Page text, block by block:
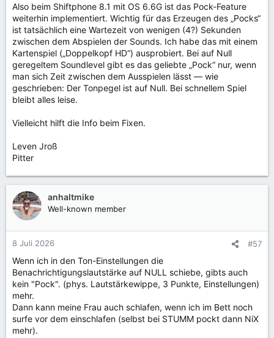
Also beim Shiftphone 8.1 mit OS 6.6G ist das Pock-Feature
weiterhin implementiert. Wichtig für das Erzeugen des „Pocks“
ist tatsächlich eine Wartezeit von wenigen (4?) Sekunden
zwischen dem Abspielen der Sounds. Ich habe das mit einem
Kartenspiel („Doppelkopf HD“) ausprobiert. Bei auf Null
geregeltem Soundlevel gibt es das geliebte „Pock“ nur, wenn
man sich Zeit zwischen dem Ausspielen lässt — wie
geschrieben: Der Tonpegel ist auf Null. Bei schnellem Spiel
bleibt alles leise.
Vielleicht hilft die Info beim Fixen.
Leven Jroß
Pitter
anhaltmike
Well-known member
8 Juli 2026 #57
Wenn ich in den Ton-Einstellungen die
Benachrichtigungslautstärke auf NULL schiebe, gibts auch
kein "Pock". (phys. Lautstärkewippe, 3 Punkte, Einstellungen)
mehr.
Dann kann meine Frau auch schlafen, wenn ich im Bett noch
surfe vor dem einschlafen (selbst bei STUMM pockt dann NiX
mehr).